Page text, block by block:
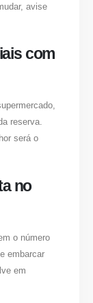
avise
com
reserva.
será o
no
o número
embarcar
em